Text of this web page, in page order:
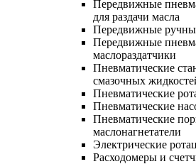
Передвижные
для раздачи масла
Передвижные
Передвижные
маслораздатчики
Пневматические
смазочных
Пневматические
Пневматические
Пневматические
маслонагнетатели
Электрические
Расходомеры и